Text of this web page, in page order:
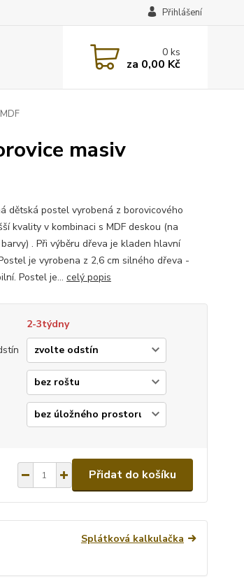
Přihlášení
0ks
za 0,00 Kč
masiv
dětská postel vyrobená z borovicového
kvality v kombinaci s MDF deskou (na
. Při výběru dřeva je kladen hlavní
je vyrobena z 2,6 cm silného dřeva -
Postel je... celý popis
2-3týdny
Přidat do košíku
Splátková kalkulačka